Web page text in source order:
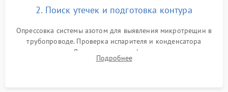
2. Поиск утечек и подготовка контура
Опрессовка системы азотом для выявления микротрещин в
трубопроводе. Проверка испарителя и конденсатора
течеискателем. Демонтаж старого фильтра-осушителя и
продувка капиллярной трубки для устранения засоров.
Подробнее